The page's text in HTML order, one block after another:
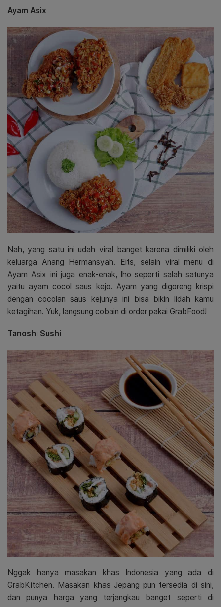
Ayam Asix
Nah, yang satu ini udah viral banget karena dimiliki oleh
keluarga Anang Hermansyah. Eits, selain viral menu di
Ayam Asix ini juga enak-enak, lho seperti salah satunya
yaitu ayam cocol saus kejo. Ayam yang digoreng krispi
dengan cocolan saus kejunya ini bisa bikin lidah kamu
ketagihan. Yuk, langsung cobain di order pakai GrabFood!
Tanoshi Sushi
Nggak hanya masakan khas Indonesia yang ada di
GrabKitchen. Masakan khas Jepang pun tersedia di sini,
dan punya harga yang terjangkau banget seperti di